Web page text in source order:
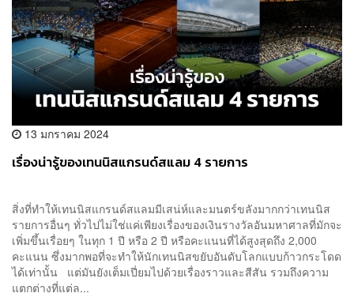
13 มกราคม 2024
เรื่องน่ารู้ของเทนนิสแกรนด์สแลม 4 รายการ
สิ่งที่ทำให้เทนนิสแกรนด์สแลมมีเสน่ห์และมนตร์ขลังมากกว่าเทนนิส
รายการอื่นๆ ทั่วไปไม่ใช่แค่เพียงเรื่องของเงินรางวัลอันมหาศาลที่มักจะ
เพิ่มขึ้นเรื่อยๆ ในทุก 1 ปี หรือ 2 ปี หรือคะแนนที่ได้สูงสุดถึง 2,000
คะแนน ซึ่งมากพอที่จะทำให้นักเทนนิสขยับอันดับโลกแบบก้าวกระโดด
ได้เท่านั้น แต่มันยังเต็มเปี่ยมไปด้วยเรื่องราวและสีสัน รวมถึงความ
แตกต่างที่แต่ล...